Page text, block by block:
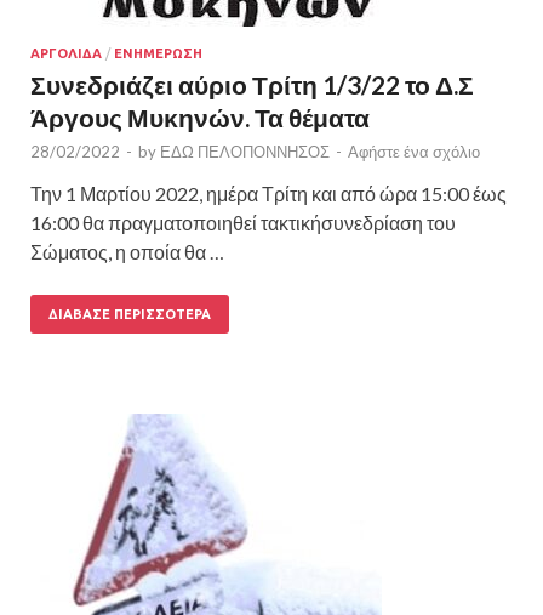
ΑΡΓΟΛΙΔΑ / ΕΝΗΜΕΡΩΣΗ
Συνεδριάζει αύριο Τρίτη 1/3/22 το Δ.Σ
Άργους Μυκηνών. Τα θέματα
28/02/2022 - by ΕΔΩ ΠΕΛΟΠΟΝΝΗΣΟΣ - Αφήστε ένα σχόλιο
Την 1 Μαρτίου 2022, ημέρα Τρίτη και από ώρα 15:00 έως
16:00 θα πραγματοποιηθεί τακτικήσυνεδρίαση του
Σώματος, η οποία θα …
ΔΙΆΒΑΣΕ ΠΕΡΙΣΣΌΤΕΡΑ